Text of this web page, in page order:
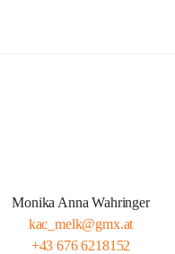
Monika Anna Wahringer
kac_melk@gmx.at
+43 676 6218152